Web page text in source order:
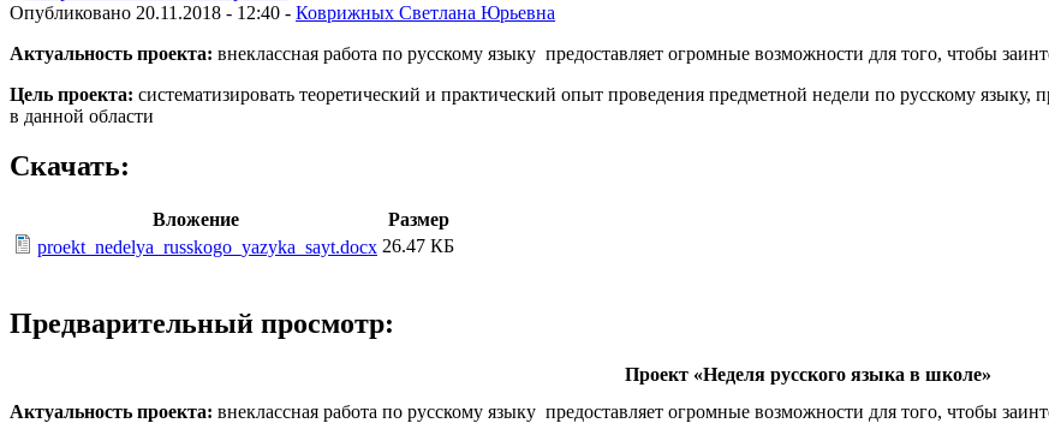
Опубликовано 20.11.2018 - 12:40 - Коврижных Светлана Юрьевна
Актуальность проекта: внеклассная работа по русскому языку предоставляет огромные возможности для того, чтобы
Цель проекта: систематизировать теоретический и практический опыт проведения предметной недели по русскому языку,
в данной области
Скачать:
Вложение
Размер
proekt_nedelya_russkogo_yazyka_sayt.docx 26.47 КБ
Предварительный просмотр:
Проект «Неделя русского языка в школе»
Актуальность проекта: внеклассная работа по русскому языку предоставляет огромные возможности для того, чтобы